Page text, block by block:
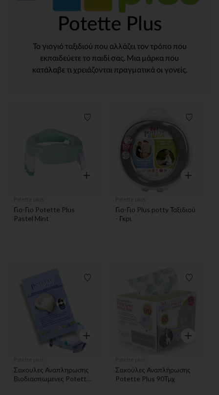
Potette Plus
Το γιογιό ταξιδιού που αλλάζει τον τρόπο που
εκπαιδεύετε το παιδί σας. Μια μάρκα που
κατάλαβε τι χρειάζονται πραγματικά οι γονείς.
Λίστα προτιμήσεων
Γρήγορη επισκόπηση
Γιο-Γιο Potette Plus
Pastel Mint
Λίστα
Γρήγορη
Γιο-Γιο Plus potty Ταξιδιού
- Γκρι
Λίστα προτιμήσεων
Γρήγορη επισκόπηση
Σακουλες Αναπληρωσης
Βιοδιασπωμενες Potette
Λίστα
Γρήγορη
Σακούλες Αναπλήρωσης
Potette Plus 90Τμχ